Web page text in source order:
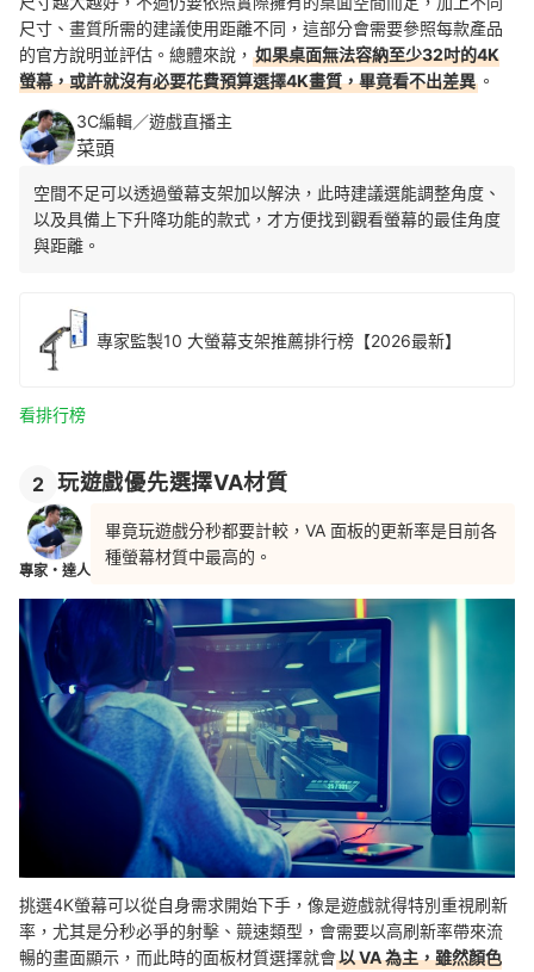
尺寸、畫質所需的建議使用距離不同，這部分會需要參照每款產品
的官方說明並評估。總體來說， 如果桌面無法容納至少32吋的4K
螢幕，或許就沒有必要花費預算選擇4K畫質，畢竟看不出差異 。
3C編輯／遊戲直播主
菜頭
空間不足可以透過螢幕支架加以解決，此時建議選能調整角度、
以及具備上下升降功能的款式，才方便找到觀看螢幕的最佳角度
與距離。
專家監製10 大螢幕支架推薦排行榜【2026最新】
看排行榜
2 玩遊戲優先選擇VA材質
專家・達人
畢竟玩遊戲分秒都要計較，VA 面板的更新率是目前各
種螢幕材質中最高的。
挑選4K螢幕可以從自身需求開始下手，像是遊戲就得特別重視刷新
率，尤其是分秒必爭的射擊、競速類型，會需要以高刷新率帶來流
暢的畫面顯示，而此時的面板材質選擇就會以 VA 為主，雖然顏色